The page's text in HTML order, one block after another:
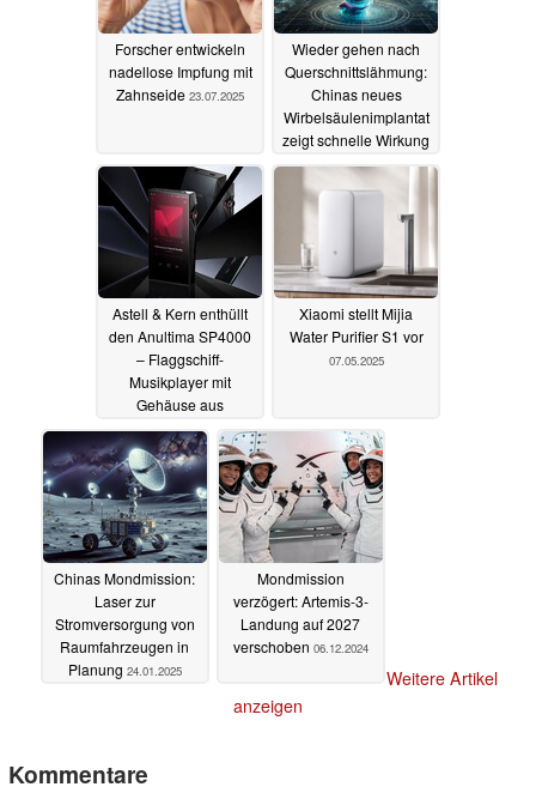
Forscher entwickeln
nadellose Impfung mit
Zahnseide 23.07.2025
Wieder gehen nach
Querschnittslähmung:
Chinas neues
Wirbelsäulenimplantat
zeigt schnelle Wirkung
26.05.2025
Astell & Kern enthüllt
den Anultima SP4000
– Flaggschiff-
Musikplayer mit
Gehäuse aus
Perlinger-Kalbsleder
13.05.2025
Xiaomi stellt Mijia
Water Purifier S1 vor
07.05.2025
Chinas Mondmission:
Laser zur
Stromversorgung von
Raumfahrzeugen in
Planung 24.01.2025
Mondmission
verzögert: Artemis-3-
Landung auf 2027
verschoben 06.12.2024
Weitere Artikel
anzeigen
Kommentare